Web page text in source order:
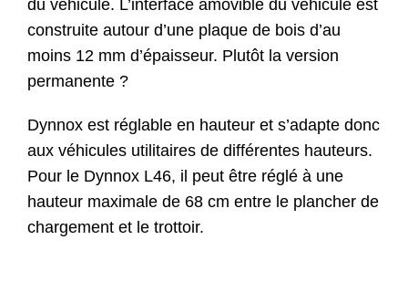
du véhicule. L’interface amovible du véhicule est
construite autour d’une plaque de bois d’au
moins 12 mm d’épaisseur. Plutôt la version
permanente ?
Dynnox est réglable en hauteur et s’adapte donc
aux véhicules utilitaires de différentes hauteurs.
Pour le Dynnox L46, il peut être réglé à une
hauteur maximale de 68 cm entre le plancher de
chargement et le trottoir.